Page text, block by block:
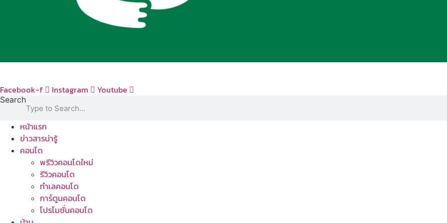
Facebook-f Instagram Youtube
Search
หน้าแรก
ข่าวสารน่ารู้
คอนโด
พรีวิวคอนโดใหม่
รีวิวคอนโด
ทำเลคอนโด
การ์ตูนคอนโด
โปรโมชั่นคอนโด